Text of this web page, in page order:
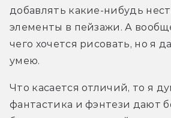
добавлять какие-нибудь
элементы в пейзажи. А
чего хочется рисовать, но я
умею.
Что касается отличий, то я
фантастика и фэнтези дают